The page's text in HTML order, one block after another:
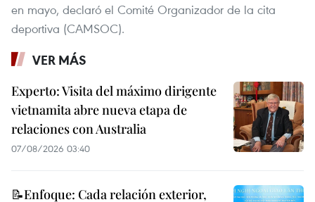
en mayo, declaró el Comité Organizador de la cita
deportiva (CAMSOC).
VER MÁS
Experto: Visita del máximo dirigente
vietnamita abre nueva etapa de
relaciones con Australia
07/08/2026 03:40
📝Enfoque: Cada relación exterior,